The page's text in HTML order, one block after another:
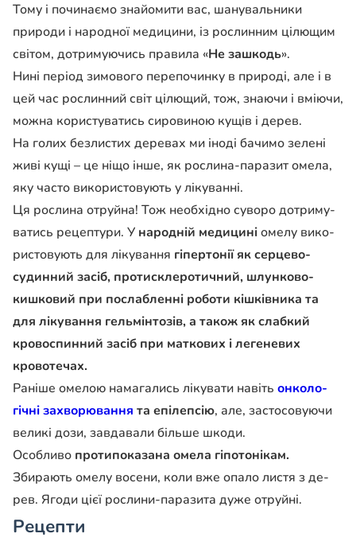
Тому і починаємо знайо­мити вас, шанувальники
природи і народної медици­ни, із рослинним цілющим
світом, дотримуючись пра­вила «Не зашкодь».
Нині період зимового пе­репочинку в природі, але і в
цей час рослинний світ цілю­щий, тож, знаючи і вміючи,
можна користуватись сиро­виною кущів і дерев.
На голих безлистих дере­вах ми іноді бачимо зелені
живі кущі – це ніщо інше, як рослина-паразит омела,
яку часто використовують у лікуванні.
Ця рослина отруйна! Тож необхідно суворо дотриму­
ватись рецептури. У народ­ній медициніомелу вико­
ристовують для лікування гі­пертонії як серцево-
суди­нний засіб, протисклеротичний, шлунково-
кишковий при послабленні роботи кішківника та
для лікування гельмінтозів, а також як слаб­кий
кровоспинний засіб при маткових і легеневих
крово­течах.
Раніше омелою намага­лись лікувати навіть онколо­
гічні захворювання та епі­лепсію, але, застосовуючи
великі дози, завдавали біль­ше шкоди.
Особливо протипоказана омела гіпотонікам.
Збирають омелу восени, коли вже опало листя з де­
рев. Ягоди цієї рослини-паразита дуже отруйні.
Рецепти